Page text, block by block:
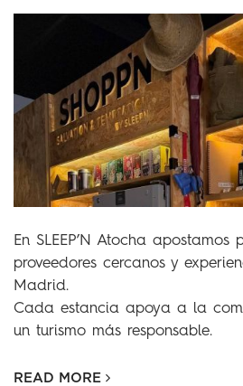
En SLEEP’N Atocha apostamos
proveedores cercanos y
Madrid.
Cada estancia apoya a la
un turismo más responsable.
READ MORE